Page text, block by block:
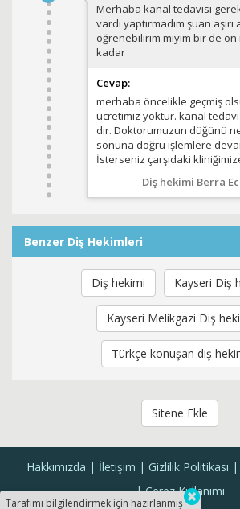
Merhaba kanal tedavisi
vardı yaptırmadım şuan aşırı
öğrenebilirim miyim bir de
kadar
Cevap:
merhaba öncelikle geçmiş
ücretimiz yoktur. kanal
dir. Doktorumuzun düğünü
sonuna doğru işlemlere
İsterseniz çarşıdaki
Diş hekimi Berra
Benzer Diş Hekimleri
Diş hekimi Kayseri Diş
Kayseri Melikgazi Diş
Türkçe konuşan diş
Sitene Ekle
Hakkımızda İletişim Gizlilik Politikası
Çerez Kullanımı
Tarafımı bilgilendirmek için hazırlanmış